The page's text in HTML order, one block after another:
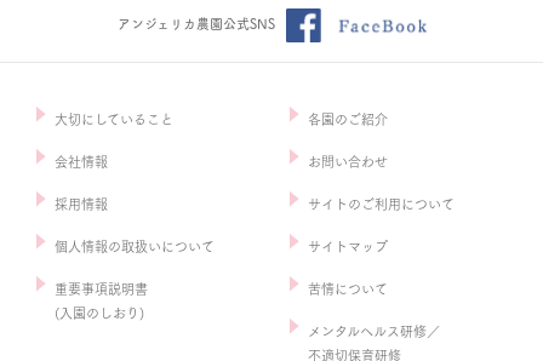
アンジェリカ農園公式SNS
大切にしていること
会社情報
採用情報
個人情報の取扱いについて
重要事項説明書
(入園のしおり)
各園のご紹介
お問い合わせ
サイトのご利用について
サイトマップ
苦情について
メンタルヘルス研修／
不適切保育研修